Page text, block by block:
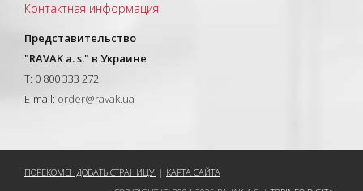
Контактная информация
Представительство
"RAVAK a. s." в Украине
T: 0 800 333 272
E-mail: order@ravak.ua
ПОРЕКОМЕНДОВАТЬ СТРАНИЦУ | КАРТА САЙТА